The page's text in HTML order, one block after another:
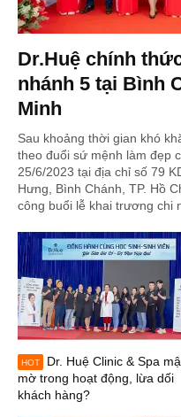
Dr.Huệ chính
nhánh 5 tại Bình
Minh
Sau khoảng thời gian khó
theo đuổi sứ mệnh làm đẹp
25/6/2023 tại địa chỉ số 79
Hưng, Bình Chánh, TP. Hồ
công buổi lễ khai trương chi
HOT
Dr. Huệ Clinic & Spa
mờ trong hoạt động, lừa dối
khách hàng?